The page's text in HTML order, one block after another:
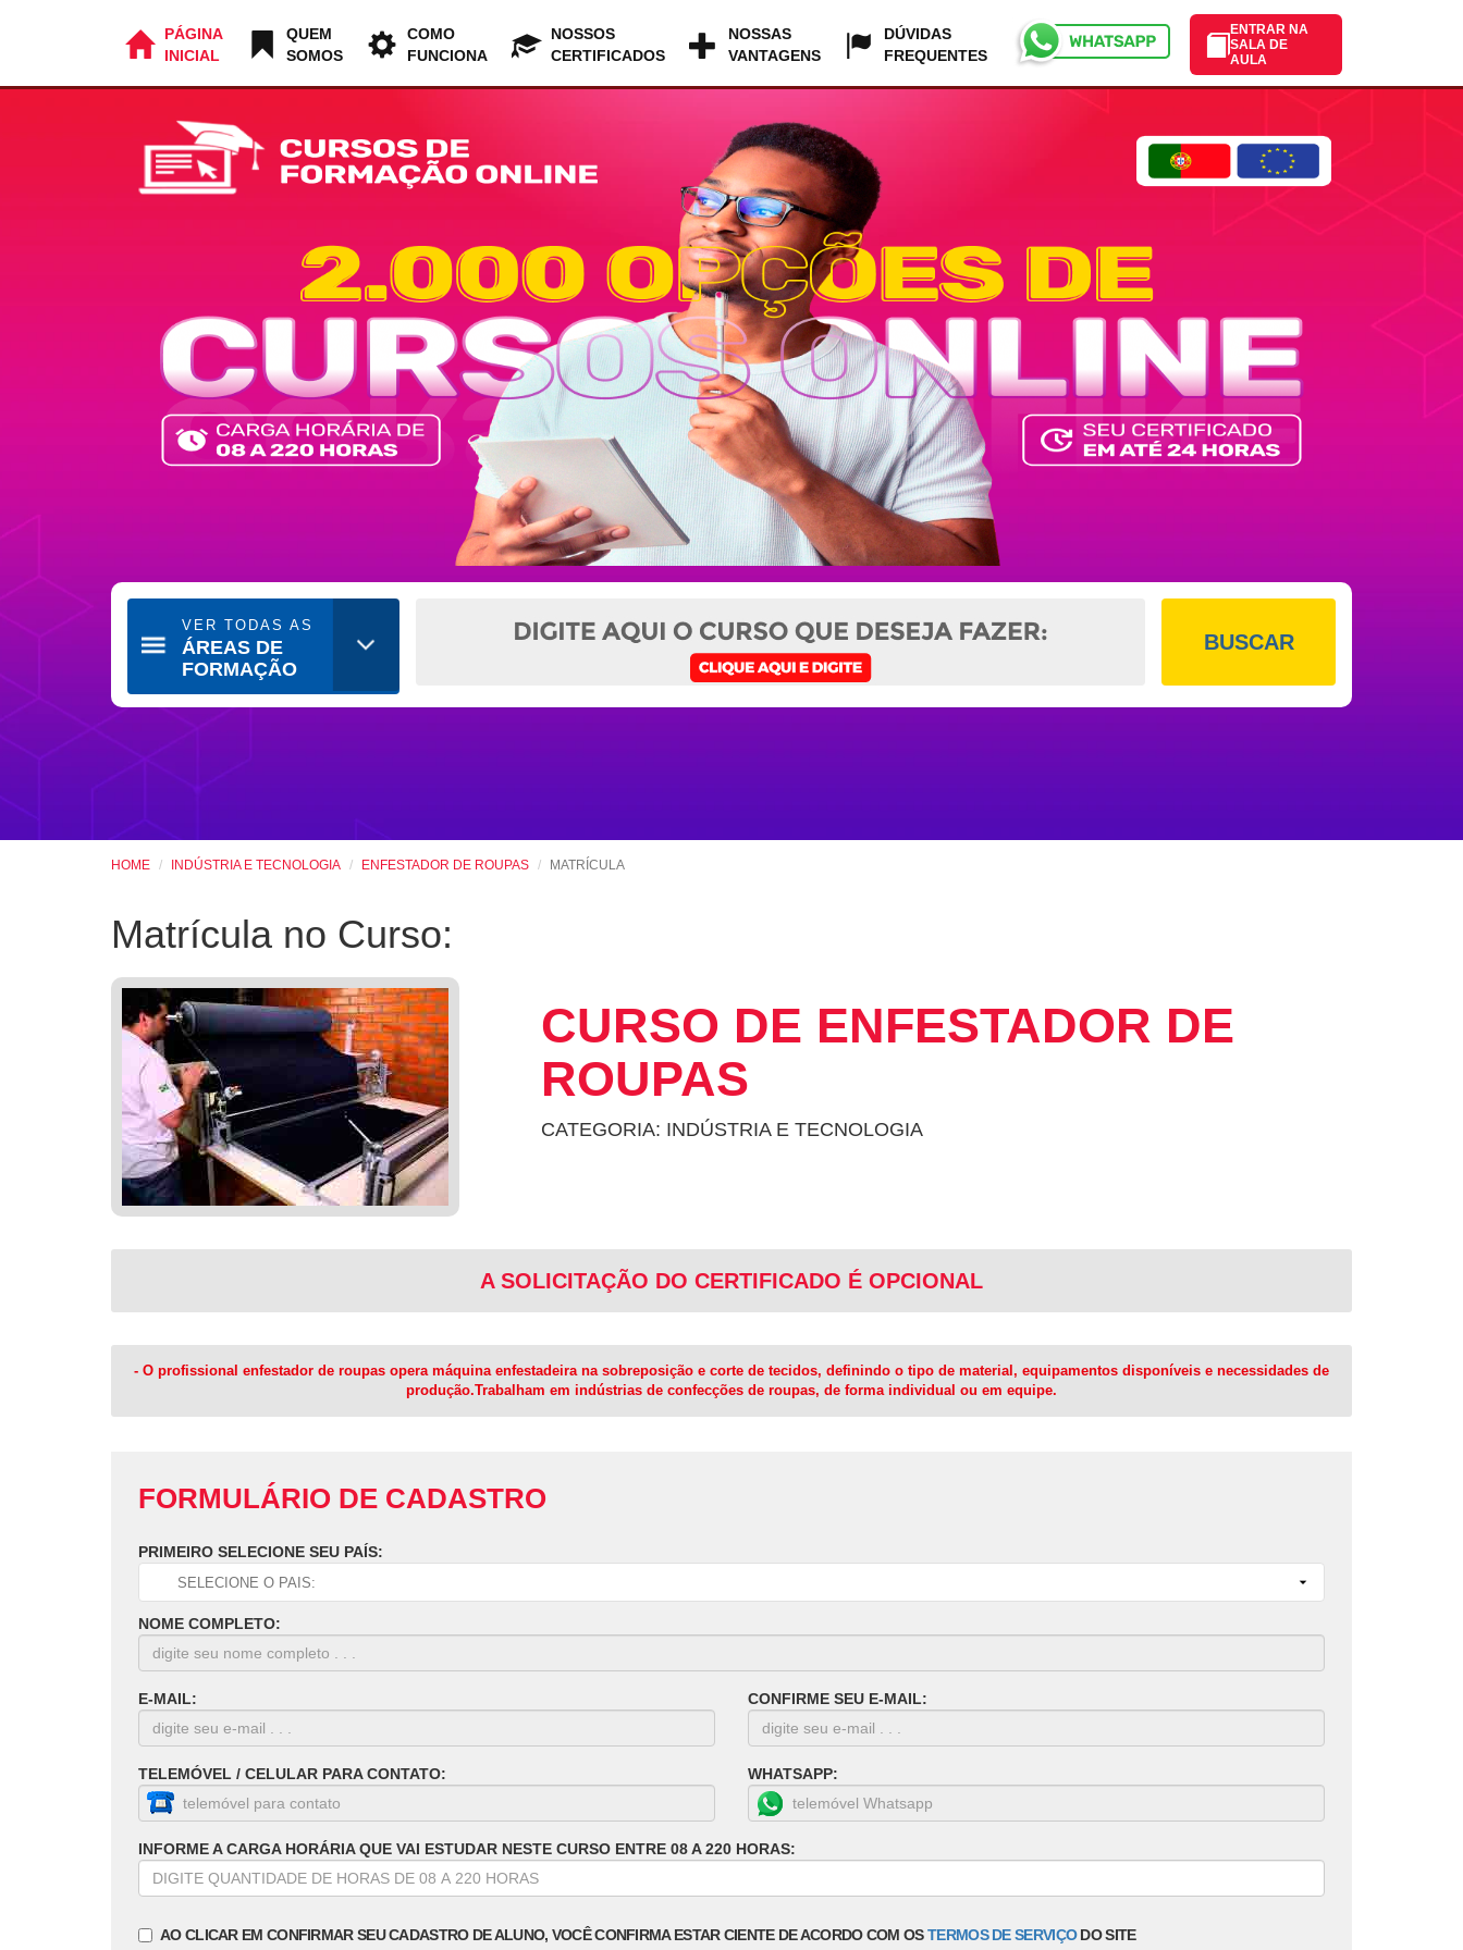
PÁGINA
INICIAL
QUEM
SOMOS
COMO
FUNCIONA
NOSSOS
CERTIFICADOS
NOSSAS
VANTAGENS
DÚVIDAS
FREQUENTES
ENTRAR NA
SALA DE
AULA
VER TODAS AS
ÁREAS DE
FORMAÇÃO
BUSCAR
HOME INDÚSTRIA E TECNOLOGIA ENFESTADOR DE ROUPAS MATRÍCULA
Matrícula no Curso:
CURSO DE ENFESTADOR DE
ROUPAS
CATEGORIA: INDÚSTRIA E TECNOLOGIA
A SOLICITAÇÃO DO CERTIFICADO É OPCIONAL
- O profissional enfestador de roupas opera máquina enfestadeira na sobreposição e corte de tecidos, definindo o tipo de material, equipamentos disponíveis e necessidades de
produção.Trabalham em indústrias de confecções de roupas, de forma individual ou em equipe.
FORMULÁRIO DE CADASTRO
PRIMEIRO SELECIONE SEU PAÍS:
NOME COMPLETO:
E-MAIL: CONFIRME SEU E-MAIL:
TELEMÓVEL / CELULAR PARA CONTATO: WHATSAPP:
INFORME A CARGA HORÁRIA QUE VAI ESTUDAR NESTE CURSO ENTRE 08 A 220 HORAS:
AO CLICAR EM CONFIRMAR SEU CADASTRO DE ALUNO, VOCÊ CONFIRMA ESTAR CIENTE DE ACORDO COM OSTERMOS DE SERVIÇODO SITE